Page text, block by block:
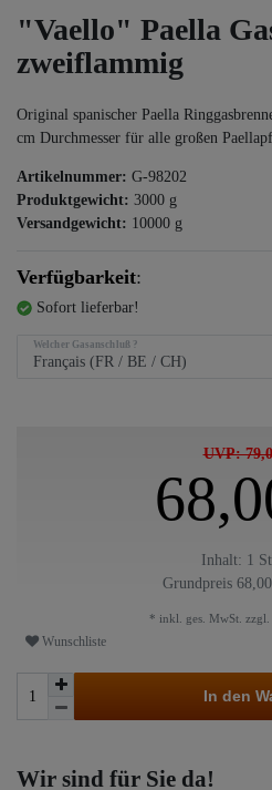
"Vaello" Paella
zweiflammig
Original spanischer Paella
cm Durchmesser für alle großen
Artikelnummer: G-98202
Produktgewicht: 3000 g
Versandgewicht: 10000 g
Verfügbarkeit:
Sofort lieferbar!
Welcher Gasanschluß ?
UVP:
Inhalt: 1
Grundpreis
* inkl. ges. MwSt. zzgl.
Wunschliste
In den
Wir sind für Sie da!